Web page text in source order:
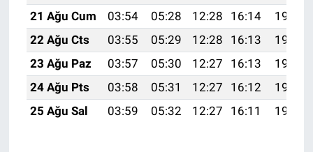
21 Ağu Cum
03:54 05:28 12:28 16:14
19:17
22 Ağu Cts
03:55 05:29 12:28 16:13
19:16
23 Ağu Paz
03:57 05:30 12:27 16:13
19:14
24 Ağu Pts
03:58 05:31 12:27 16:12
19:13
25 Ağu Sal
03:59 05:32 12:27 16:11 19:11